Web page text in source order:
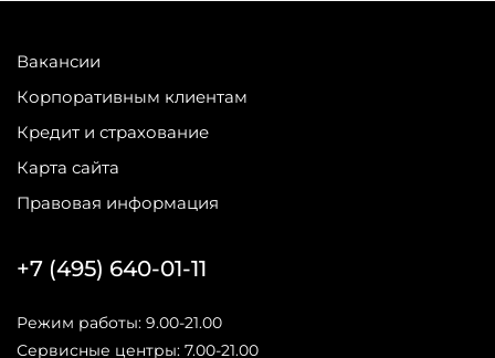
Вакансии
Корпоративным клиентам
Кредит и страхование
Карта сайта
Правовая информация
+7 (495) 640-01-11
Режим работы: 9.00-21.00
Сервисные центры: 7.00-21.00